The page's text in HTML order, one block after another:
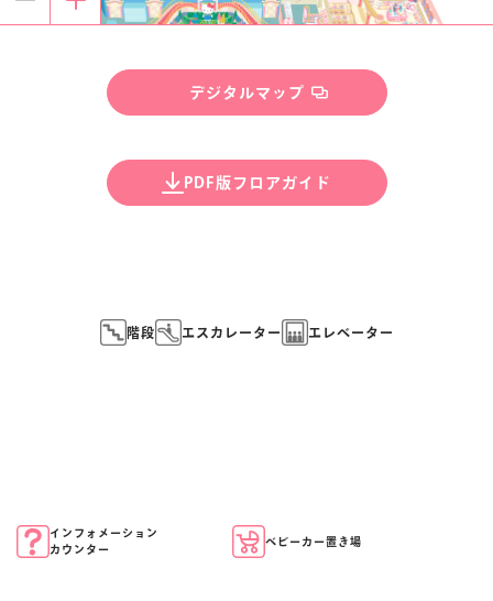
よくあるご質問 ニュース
公式SNS／アプリ
コラボレーション
イベント
5
C
F
デジタルマップ
PDF版フロアガイド
階段 エスカレーター エレベーター
インフォメーション
カウンター
ベビーカー置き場